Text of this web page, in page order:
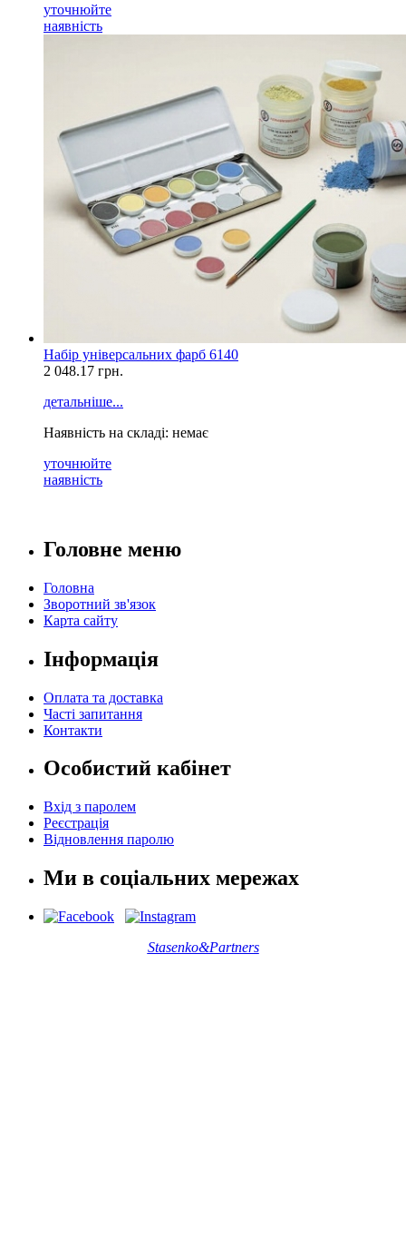
уточнюйте
наявність
Набір універсальних фарб 6140
2 048.17 грн.
детальніше...
Наявність на складі: немає
уточнюйте
наявність
Головне меню
Головна
Зворотний зв'язок
Карта сайту
Інформація
Оплата та доставка
Часті запитання
Контакти
Особистий кабінет
Вхід з паролем
Реєстрація
Відновлення паролю
Ми в соціальних мережах
Stasenko&Partners